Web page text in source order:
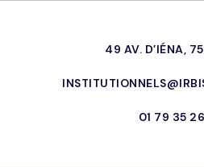
49 AV. D’IÉNA,
01 79 35